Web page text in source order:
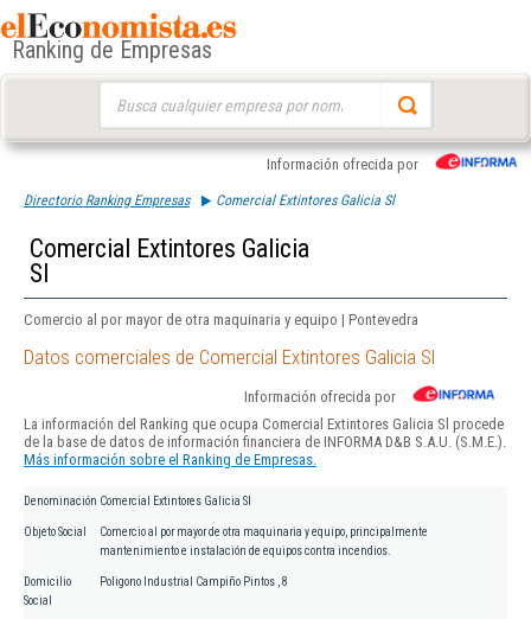
Ranking de Empresas
Información ofrecida por
Directorio Ranking Empresas Comercial Extintores Galicia Sl
Comercial Extintores Galicia
Sl
Comercio al por mayor de otra maquinaria y equipo | Pontevedra
Datos comerciales de Comercial Extintores Galicia Sl
Información ofrecida por
La información del Ranking que ocupa Comercial Extintores Galicia Sl procede
de la base de datos de información financiera de INFORMA D&B S.A.U. (S.M.E.).
Más información sobre el Ranking de Empresas.
Denominación Comercial Extintores Galicia Sl
Objeto Social
Comercio al por mayor de otra maquinaria y equipo, principalmente
mantenimiento e instalación de equipos contra incendios.
Domicilio
Social
Poligono Industrial Campiño Pintos , 8